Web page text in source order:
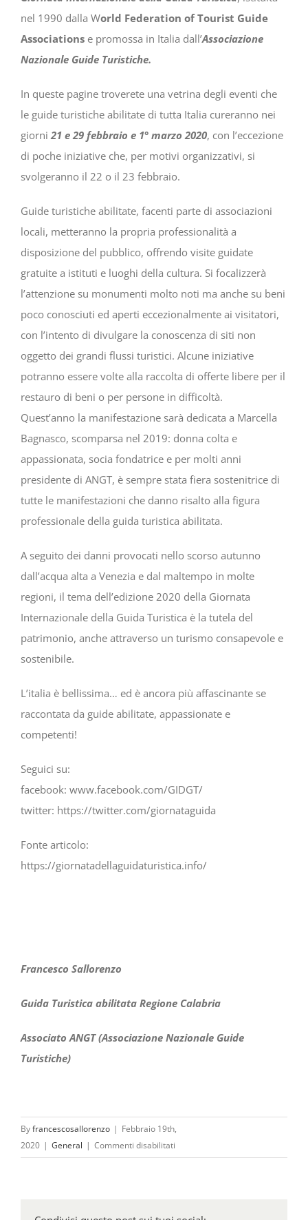
nel 1990 dalla World Federation of Tourist Guide
Associations e promossa in Italia dall’Associazione
Nazionale Guide Turistiche.
In queste pagine troverete una vetrina degli eventi che
le guide turistiche abilitate di tutta Italia cureranno nei
giorni 21 e 29 febbraio e 1° marzo 2020, con l’eccezione
di poche iniziative che, per motivi organizzativi, si
svolgeranno il 22 o il 23 febbraio.
Guide turistiche abilitate, facenti parte di associazioni
locali, metteranno la propria professionalità a
disposizione del pubblico, offrendo visite guidate
gratuite a istituti e luoghi della cultura. Si focalizzerà
l’attenzione su monumenti molto noti ma anche su beni
poco conosciuti ed aperti eccezionalmente ai visitatori,
con l’intento di divulgare la conoscenza di siti non
oggetto dei grandi flussi turistici. Alcune iniziative
potranno essere volte alla raccolta di offerte libere per il
restauro di beni o per persone in difficoltà.
Quest’anno la manifestazione sarà dedicata a Marcella
Bagnasco, scomparsa nel 2019: donna colta e
appassionata, socia fondatrice e per molti anni
presidente di ANGT, è sempre stata fiera sostenitrice di
tutte le manifestazioni che danno risalto alla figura
professionale della guida turistica abilitata.
A seguito dei danni provocati nello scorso autunno
dall’acqua alta a Venezia e dal maltempo in molte
regioni, il tema dell’edizione 2020 della Giornata
Internazionale della Guida Turistica è la tutela del
patrimonio, anche attraverso un turismo consapevole e
sostenibile.
L’italia è bellissima… ed è ancora più affascinante se
raccontata da guide abilitate, appassionate e
competenti!
Seguici su:
facebook: www.facebook.com/GIDGT/
twitter: https://twitter.com/giornataguida
Fonte articolo:
https://giornatadellaguidaturistica.info/
Francesco Sallorenzo
Guida Turistica abilitata Regione Calabria
Associato ANGT (Associazione Nazionale Guide
Turistiche)
Byfrancescosallorenzo | Febbraio 19th,
2020 | General | Commenti disabilitati
Giornata